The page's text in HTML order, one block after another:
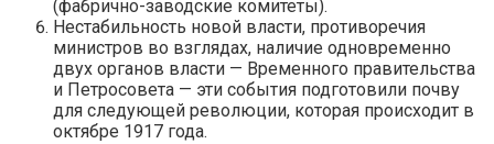
(фабрично-заводские комитеты).
Нестабильность новой власти, противоречия
министров во взглядах, наличие одновременно
двух органов власти — Временного правительства
и Петросовета — эти события подготовили почву
для следующей революции, которая происходит в
октябре 1917 года.